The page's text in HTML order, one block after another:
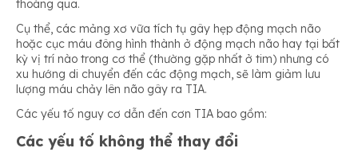
thoáng qua.
Cụ thể, các mảng xơ vữa tích tụ gây hẹp động mạch não
hoặc cục máu đông hình thành ở động mạch não hay tại bất
kỳ vị trí nào trong cơ thể (thường gặp nhất ở tim) nhưng có
xu hướng di chuyển đến các động mạch, sẽ làm giảm lưu
lượng máu chảy lên não gây ra TIA.
Các yếu tố nguy cơ dẫn đến cơn TIA bao gồm:
Các yếu tố không thể thay đổi